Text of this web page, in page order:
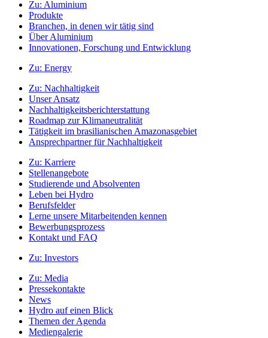
Zu: Aluminium
Produkte
Branchen, in denen wir tätig sind
Über Aluminium
Innovationen, Forschung und Entwicklung
Zu: Energy
Zu: Nachhaltigkeit
Unser Ansatz
Nachhaltigkeitsberichterstattung
Roadmap zur Klimaneutralität
Tätigkeit im brasilianischen Amazonasgebiet
Ansprechpartner für Nachhaltigkeit
Zu: Karriere
Stellenangebote
Studierende und Absolventen
Leben bei Hydro
Berufsfelder
Lerne unsere Mitarbeitenden kennen
Bewerbungsprozess
Kontakt und FAQ
Zu: Investors
Zu: Media
Pressekontakte
News
Hydro auf einen Blick
Themen der Agenda
Mediengalerie